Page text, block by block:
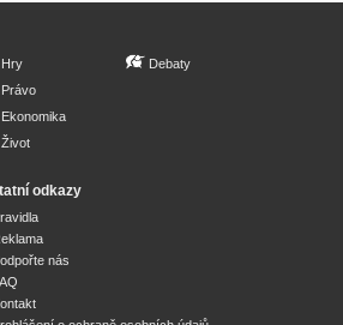
Hry
Právo
Ekonomika
Život
Debaty
odkazy
nás